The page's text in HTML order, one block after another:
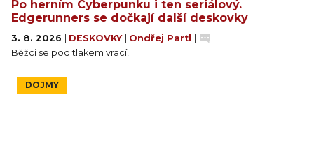
Po herním Cyberpunku i ten seriálový.
Edgerunners se dočkají další deskovky
3. 8. 2026 DESKOVKY Ondřej Partl
Běžci se pod tlakem vrací!
DOJMY